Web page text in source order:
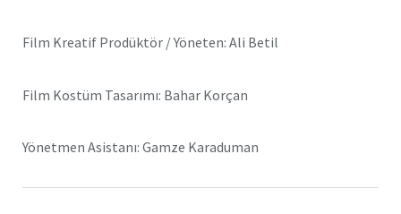
Film Kreatif Prodüktör / Yöneten: Ali Betil
Film Kostüm Tasarımı: Bahar Korçan
Yönetmen Asistanı: Gamze Karaduman